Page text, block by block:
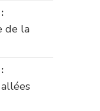
de la